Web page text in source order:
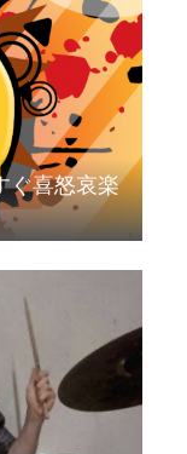
ぐ喜怒哀楽